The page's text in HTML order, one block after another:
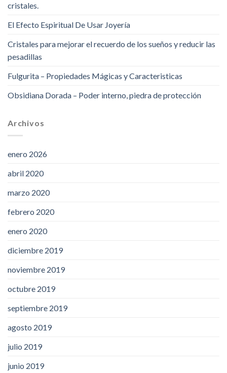
cristales.
El Efecto Espiritual De Usar Joyería
Cristales para mejorar el recuerdo de los sueños y reducir las
pesadillas
Fulgurita – Propiedades Mágicas y Caracteristicas
Obsidiana Dorada – Poder interno, piedra de protección
Archivos
enero 2026
abril 2020
marzo 2020
febrero 2020
enero 2020
diciembre 2019
noviembre 2019
octubre 2019
septiembre 2019
agosto 2019
julio 2019
junio 2019